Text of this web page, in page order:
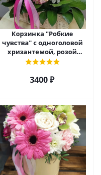
Корзинка "Робкие
чувства" с одноголовой
хризантемой, розой
Эквадор и альстромерией
3400 ₽